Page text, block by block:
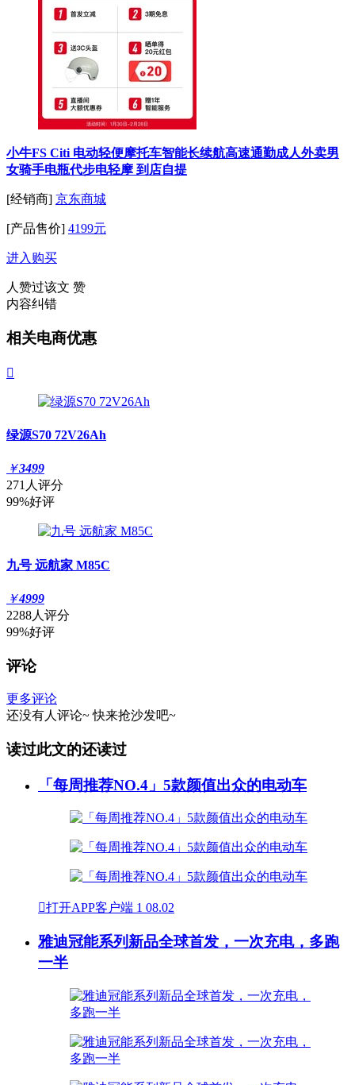
小牛FS Citi 电动轻便摩托车智能长续航高速通勤成人外卖男
女骑手电瓶代步电轻摩 到店自提
[经销商] 京东商城
[产品售价] 4199元
进入购买
人赞过该文 赞
内容纠错
相关电商优惠

绿源S70 72V26Ah
￥3499
271人评分
99%好评
九号 远航家 M85C
￥4999
2288人评分
99%好评
评论
更多评论
还没有人评论~ 快来抢沙发吧~
读过此文的还读过
「每周推荐NO.4」5款颜值出众的电动车
打开APP客户端 1 08.02
雅迪冠能系列新品全球首发，一次充电，多跑
一半